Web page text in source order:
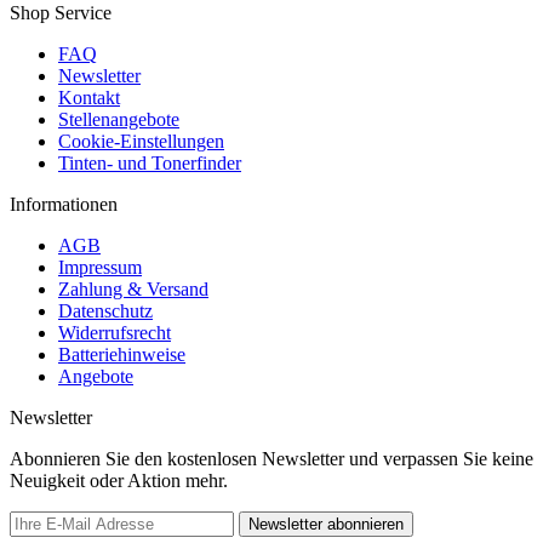
Shop Service
FAQ
Newsletter
Kontakt
Stellenangebote
Cookie-Einstellungen
Tinten- und Tonerfinder
Informationen
AGB
Impressum
Zahlung & Versand
Datenschutz
Widerrufsrecht
Batteriehinweise
Angebote
Newsletter
Abonnieren Sie den kostenlosen Newsletter und verpassen Sie keine
Neuigkeit oder Aktion mehr.
Newsletter abonnieren